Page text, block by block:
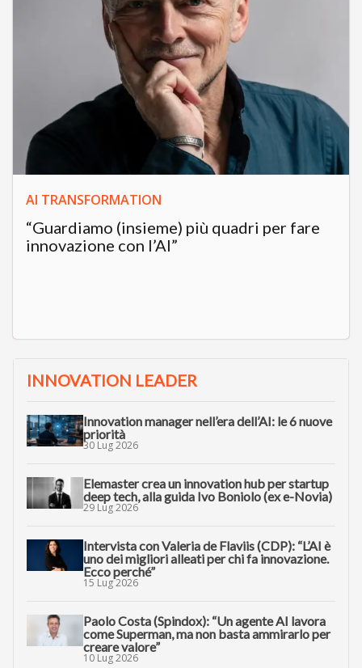
AI TRANSFORMATION
“Guardiamo (insieme) più quadri per fare
innovazione con l’AI”
INNOVATION LEADER
Innovation manager nell’era dell’AI: le 6 nuove
priorità
30 Lug 2026
Elemaster crea un innovation hub per startup
deep tech, alla guida Ivo Boniolo (ex e-Novia)
29 Lug 2026
Intervista con Valeria de Flaviis (CDP): “L’AI è
uno dei migliori alleati per chi fa innovazione.
Ecco perché”
15 Lug 2026
Paolo Costa (Spindox): “Un agente AI lavora
come Superman, ma non basta ammirarlo per
creare valore”
10 Lug 2026